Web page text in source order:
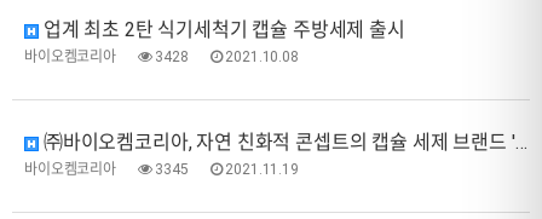
업계 최초 2탄 식기세척기 캡슐 주방세제 출시
바이오켐코리아 3428 2021.10.08
㈜바이오켐코리아, 자연 친화적 콘셉트의 캡슐 세제 브랜드 '엣지(at'G)' 론칭
바이오켐코리아 3345 2021.11.19